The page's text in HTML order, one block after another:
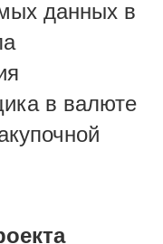
данных в
в валюте